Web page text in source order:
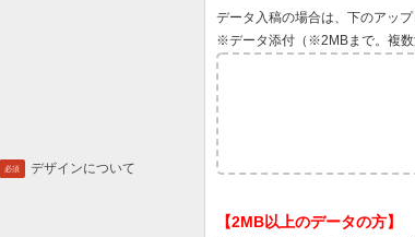
必須 デザインについて
データ入稿の場合は、下のアップ
※データ添付（※2MBまで。複数
【2MB以上のデータの方】